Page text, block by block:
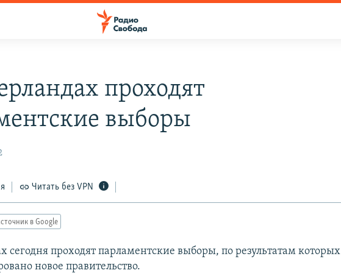
проходят
выборы
Читать без VPN
в Google
сегодня проходят парламентские выборы, по результатам которых
новое правительство.